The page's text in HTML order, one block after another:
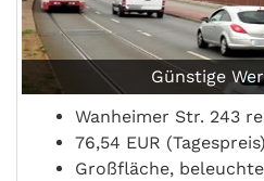
Günstige
Wanheimer Str. 243
76,54 EUR (Tagespreis)
Großfläche,